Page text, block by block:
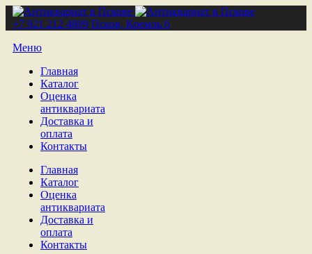
+7 921 212 4809 Псков, Кремль 6
Меню
Главная
Каталог
Оценка
антиквариата
Доставка и
оплата
Контакты
Главная
Каталог
Оценка
антиквариата
Доставка и
оплата
Контакты